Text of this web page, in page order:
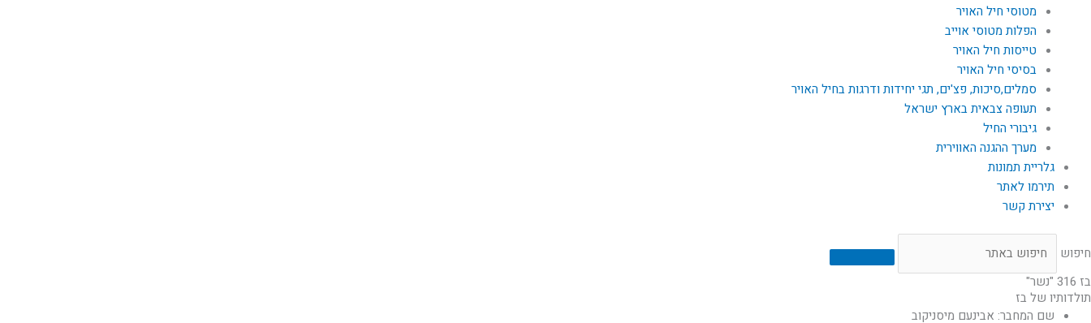
מטוסי חיל האויר
הפלות מטוסי אוייב
טייסות חיל האויר
בסיסי חיל האויר
סמלים,סיכות, פצ'ים, תגי יחידות ודרגות בחיל האויר
תעופה צבאית בארץ ישראל
גיבורי החיל
מערך ההגנה האווירית
גלריית תמונות
תירמו לאתר
יצירת קשר
חיפוש
בז 316 "נשר"
תולדותיו של בז
שם המחבר: אבינעם מיסניקוב